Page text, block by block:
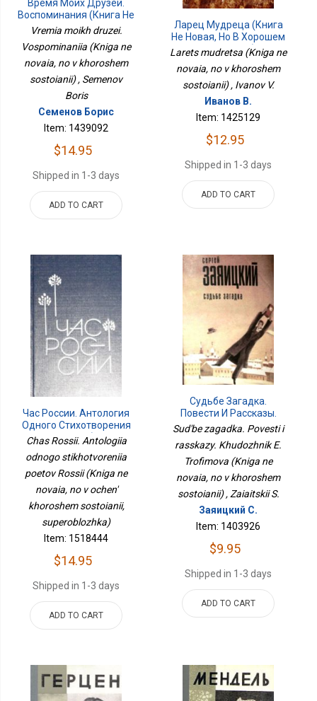
Время Моих Друзей.
Воспоминания (Книга Не
Новая, Но В Хорошем
Vremia moikh druzei.
Vospominaniia (Kniga ne
novaia, no v khoroshem
sostoianii) , Semenov
Boris
Семенов Борис
Item: 1439092
$14.95
Shipped in 1-3 days
ADD TO CART
Ларец Мудреца (Книга
Не Новая, Но В Хорошем
Состоянии)
Larets mudretsa (Kniga ne
novaia, no v khoroshem
sostoianii) , Ivanov V.
Иванов В.
Item: 1425129
$12.95
Shipped in 1-3 days
ADD TO CART
Час России. Антология
Одного Стихотворения
Поэтов России (Книга Не
Новая, Но В Очень
Хорошем Состоянии,
Суперобложка)
Chas Rossii. Antologiia
odnogo stikhotvoreniia
poetov Rossii (Kniga ne
novaia, no v ochen'
khoroshem sostoianii,
superoblozhka)
Item: 1518444
$14.95
Shipped in 1-3 days
ADD TO CART
Судьбе Загадка.
Повести И Рассказы.
Художник Е. Трофимова
(Книга Не Новая, Но В
Хорошем Состоянии)
Sud'be zagadka. Povesti i
rasskazy. Khudozhnik E.
Trofimova (Kniga ne
novaia, no v khoroshem
sostoianii) , Zaiaitskii S.
Заяицкий С.
Item: 1403926
$9.95
Shipped in 1-3 days
ADD TO CART